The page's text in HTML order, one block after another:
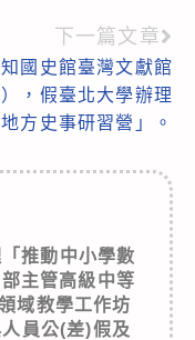
下一篇文章
國史館臺灣文獻館
，假臺北大學辦理
方史事研習營」。
推動中小學數
主管高級中等
域教學工作坊
員公(差)假及